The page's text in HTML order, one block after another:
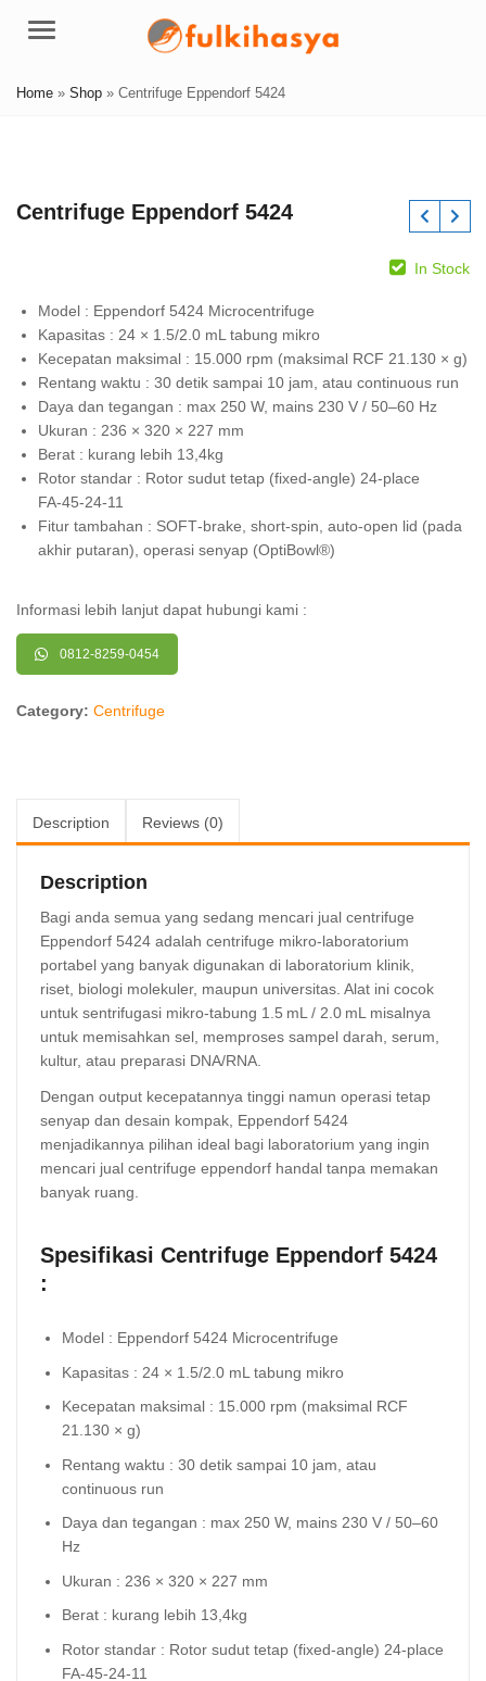
Menu
Home » Shop » Centrifuge Eppendorf 5424
Centrifuge Eppendorf 5424
In Stock
Model : Eppendorf 5424 Microcentrifuge
Kapasitas : 24 × 1.5/2.0 mL tabung mikro
Kecepatan maksimal : 15.000 rpm (maksimal RCF 21.130 × g)
Rentang waktu : 30 detik sampai 10 jam, atau continuous run
Daya dan tegangan : max 250 W, mains 230 V / 50–60 Hz
Ukuran : 236 × 320 × 227 mm
Berat : kurang lebih 13,4kg
Rotor standar : Rotor sudut tetap (fixed-angle) 24‑place
FA‑45‑24‑11
Fitur tambahan : SOFT‑brake, short‑spin, auto‑open lid (pada
akhir putaran), operasi senyap (OptiBowl®)
Informasi lebih lanjut dapat hubungi kami :
0812-8259-0454
Category: Centrifuge
Description Reviews (0)
Description
Bagi anda semua yang sedang mencari jual centrifuge
Eppendorf 5424 adalah centrifuge mikro‑laboratorium
portabel yang banyak digunakan di laboratorium klinik,
riset, biologi molekuler, maupun universitas. Alat ini cocok
untuk sentrifugasi mikro‑tabung 1.5 mL / 2.0 mL misalnya
untuk memisahkan sel, memproses sampel darah, serum,
kultur, atau preparasi DNA/RNA.
Dengan output kecepatannya tinggi namun operasi tetap
senyap dan desain kompak, Eppendorf 5424
menjadikannya pilihan ideal bagi laboratorium yang ingin
mencari jual centrifuge eppendorf handal tanpa memakan
banyak ruang.
Spesifikasi Centrifuge Eppendorf 5424
:
Model : Eppendorf 5424 Microcentrifuge
Kapasitas : 24 × 1.5/2.0 mL tabung mikro
Kecepatan maksimal : 15.000 rpm (maksimal RCF
21.130 × g)
Rentang waktu : 30 detik sampai 10 jam, atau
continuous run
Daya dan tegangan : max 250 W, mains 230 V / 50–60
Hz
Ukuran : 236 × 320 × 227 mm
Berat : kurang lebih 13,4kg
Rotor standar : Rotor sudut tetap (fixed-angle) 24‑place
FA‑45‑24‑11